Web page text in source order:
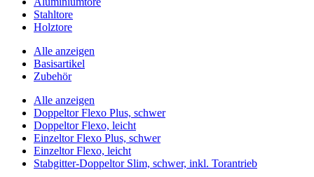
Stahltore
Holztore
Alle anzeigen
Basisartikel
Zubehör
Alle anzeigen
Doppeltor Flexo Plus, schwer
Doppeltor Flexo, leicht
Einzeltor Flexo Plus, schwer
Einzeltor Flexo, leicht
Stabgitter-Doppeltor Slim, schwer, inkl. Torantrieb